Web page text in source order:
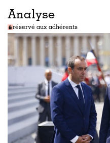
Analyse
réservé aux adhérents